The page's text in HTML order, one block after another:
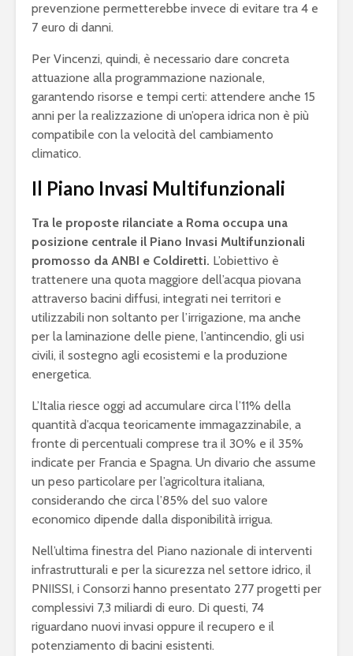
prevenzione permetterebbe invece di evitare tra 4 e
7 euro di danni.
Per Vincenzi, quindi, è necessario dare concreta
attuazione alla programmazione nazionale,
garantendo risorse e tempi certi: attendere anche 15
anni per la realizzazione di un’opera idrica non è più
compatibile con la velocità del cambiamento
climatico.
Il Piano Invasi Multifunzionali
Tra le proposte rilanciate a Roma occupa una
posizione centrale il Piano Invasi Multifunzionali
promosso da ANBI e Coldiretti. L’obiettivo è
trattenere una quota maggiore dell’acqua piovana
attraverso bacini diffusi, integrati nei territori e
utilizzabili non soltanto per l’irrigazione, ma anche
per la laminazione delle piene, l’antincendio, gli usi
civili, il sostegno agli ecosistemi e la produzione
energetica.
L’Italia riesce oggi ad accumulare circa l’11% della
quantità d’acqua teoricamente immagazzinabile, a
fronte di percentuali comprese tra il 30% e il 35%
indicate per Francia e Spagna. Un divario che assume
un peso particolare per l’agricoltura italiana,
considerando che circa l’85% del suo valore
economico dipende dalla disponibilità irrigua.
Nell’ultima finestra del Piano nazionale di interventi
infrastrutturali e per la sicurezza nel settore idrico, il
PNIISSI, i Consorzi hanno presentato 277 progetti per
complessivi 7,3 miliardi di euro. Di questi, 74
riguardano nuovi invasi oppure il recupero e il
potenziamento di bacini esistenti.